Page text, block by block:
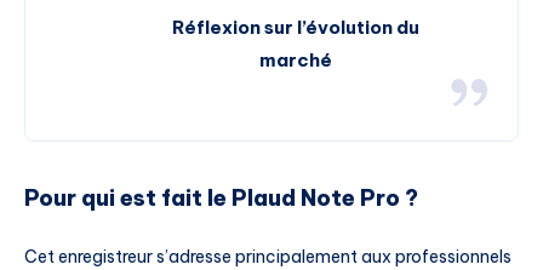
Réflexion sur l’évolution du
marché
Pour qui est fait le Plaud Note Pro ?
Cet enregistreur s’adresse principalement aux professionnels